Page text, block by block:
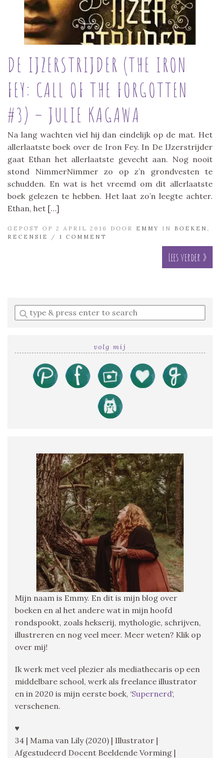
DE IJZERSTRIJDER (THE IRON
FEY: CALL OF THE FORGOTTEN
#3) – JULIE KAGAWA
Na lang wachten viel hij dan eindelijk op de mat. Het
allerlaatste boek over de Iron Fey. In De IJzerstrijder
gaat Ethan het allerlaatste gevecht aan. Nog nooit
stond NimmerNimmer zo op z’n grondvesten te
schudden. En wat is het vreemd om dit allerlaatste
boek gelezen te hebben. Het laat zo’n leegte achter.
Ethan, het […]
GEPOST OP 2 APRIL 2016 DOOR EMMY IN BOEKEN
RECENSIE
/ 1 COMMENT
Lees verder »
Enter
a
volg mij
Mijn naam is Emmy. En dit is mijn blog over
boeken en al het andere wat in mijn hoofd
rondspookt, zoals hekserij, mythologie, schrijven,
illustreren en nog veel meer. Meer weten? Klik op
over mij!
Ik werk met veel plezier als mediathecaris op een
middelbare school, werk als freelance illustrator
en in 2020 is mijn eerste boek, ‘Supernerd‘,
verschenen.
♥
34 | Mama van Lily (2020) | Illustrator |
Afgestudeerd Docent Beeldende Vorming |